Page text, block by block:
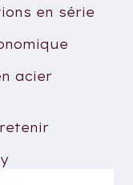
en série
acier